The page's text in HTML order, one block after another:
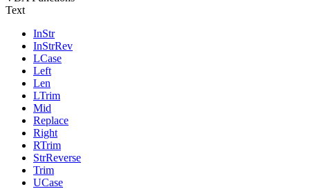
Text
InStr
InStrRev
LCase
Left
Len
LTrim
Mid
Replace
Right
RTrim
StrReverse
Trim
UCase